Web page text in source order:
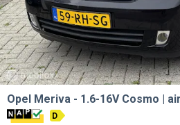
Opel Meriva 1.6-16V Cosmo |
D